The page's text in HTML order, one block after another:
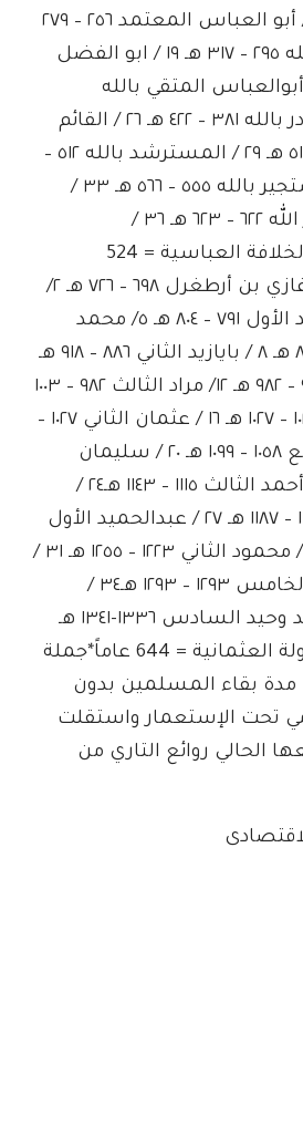
٢٤٨ – ٢٥٢ هـ ١٣ / المعتز بالله ٢٥٢ – ٢٥٥ هـ ١٤ / أبواسحاق المهدي ٢٥٥ – ٢٥٦ هـ ١٥ / أبو العباس المعتمد ٢٥٦ – ٢٧٩
هـ ١٦ / المعتضد بالله ٢٧٩ – ٢٨٩ هـ ١٧ / المكتفي بالله ٢٨٩ – ٢٩٥ هـ ١٨ / المقتدر بالله ٢٩٥ – ٣١٧ هـ ١٩ / ابو الفضل
هـ ٢٠ / أبو منصور القاهر ٣٢٠ – ٣٢٢ هـ ٢١ / الراضي بالله ٣٢٢ – ٣٢٩ هـ ٢٢ / أبوالعباس المتقي بالله
٣٢٩-٣٣٣ هـ٢٣ / المطيع لله ٣٣٤ – ٣٦٣ هـ ٢٤ / الطائع لله ٣٦٣ – ٣٨١ هـ ٢٥ / القادر بالله ٣٨١ – ٤٢٢ هـ ٢٦ / القائم
بأمر الله ٤٢٢ – ٤٦٧ هـ ٢٧/ المقتدي بالله ٤٦٧ – ٤٨٧ هـ ٢٨ / المستظهر بالله ٤٨٧ – ٥١٢ هـ ٢٩ / المسترشد بالله ٥١٢ –
٥٢٩ هـ ٣٠ / الراشد بالله ٥٢٩ – ٥٣٠ هـ ٣١ / المتقي لأمر الله ٥٣٠ – ٥٥٥ هـ ٣٢ / المستجير بالله ٥٥٥ – ٥٦٦ هـ ٣٣ /
المستضيئ بالله ٥٦٦ – ٥٧٥ هـ ٣٤ / الناصر لدين الله ٥٧٥ – ٦٢٢ هـ ٣٥ /الظاهربأمر الله ٦٢٢ – ٦٢٣ هـ ٣٦ /
المستنصر بالله ٦٢٣ – ٦٤٠ هـ ٣٧ / المستعصم بالله ٦٤٠ – ٦٥٦ هـ *إجمالي أعوام الخلافة العباسية = 524
عاماً*رابعاً : الأسرة العثمانية وتأسيس الدولة العثمانية ٣٧ سلطاناً١/ عثمان غازي بن أرطغرل ٦٩٨ – ٧٢٦ هـ ٢/
أورخان غازي بن عثمان ٧٢٦ -٧٦٣ هـ٣/ مراد الأول بن أورخان ٧٦٣ – ٧٩١ هـ ٤/ بايازيد الأول ٧٩١ – ٨٠٤ هـ ٥/ محمد
جلبي الأول ٨١٦ – ٨٢٤ هـ ٦/ مراد الثاني ٨٢٤ – ٨٥٥ هـ ٧/ محمد الثاني الفاتح ٨٥٥ – ٨٨٦ هـ ٨ / بايازيد الثاني ٨٨٦ – ٩١٨ هـ
٩ / سليم الأول ٩١٨ – ٩٢٦ هـ ١٠ / سليمان القانوني ٩٢٦ – ٩٧٤ هـ ١١ / سليم الثاني ٩٧٤ – ٩٨٢ هـ ١٢/ مراد الثالث ٩٨٢ – ١٠٠٣
هـ ١٣ / محمد الثالث ١٠٠٣ – ١٠١٢ هـ١٤ / أحمد الأول ١٠١٢ – ١٠٢٦ هـ ١٥ / مصطفى الأول ١٠٢٦ – ١٠٢٧ هـ ١٦ / عثمان الثاني ١٠٢٧ –
١٠٣١ هـ ١٧ / مراد الرابع ١٠٣٢ – ١٠٤٩ هـ ١٨ / إبراهيم عصبي ١٠٤٩ – ١٠٥٨ هـ ١٩ / محمد الرابع ١٠٥٨ – ١٠٩٩ هـ ٢٠ / سليمان
الثاني ١٠٩٩ – ١١٠٢ هـ ٢١ / أحمد الثاني ١١٠٢ – ١١٠٦ هـ٢٢ / مصطفى الثاني ١١٠٦ – ١١١٥ هـ ٢٣ / أحمد الثالث ١١١٥ – ١١٤٣ هـ٢٤ /
محمود الأول ١١٤٣ – ١١٦٨ هـ ٢٥ / عثمان الثالث ١١٦٨ – ١١٧١ هـ ٢٦ / مصطفى الثالث ١١٧١ – ١١٨٧ هـ ٢٧ / عبدالحميد الأول
١١٨٧ – ١٢٠٣ هـ ٢٨ / سليم الثالث ١٢٠٣ – ١٢٢٢ هـ ٢٩ / مصطفى الرابع ١٢٢٢ – ١٢٢٣ هـ ٣٠ / محمود الثاني ١٢٢٣ – ١٢٥٥ هـ ٣١ /
عبدالمجيد الأول ١٢٥٥ – ١٢٧٧ هـ ٣٢ / عبدالعزيز الشهيد ١٢٧٧ – ١٢٩٣ هـ ٣٣ / مراد الخامس ١٢٩٣ – ١٢٩٣ هـ٣٤ /
عبدالحميد الثاني ١٢٩٣ – ١٣٢٧ هـ ٣٥ / محمد رشاد الثاني ١٣٢٧ – ١٣٣٦ هـ ٣٦ / محمد وحيد السادس ١٣٣٦-١٣٤١ هـ
٣٧ / عبدالحميد الثاني آخر خلفاء الإسلام ” ١٣٤١ – ١٣٤٢ هـ*إجمالي أعوام حكم الدولة العثمانية = 644 عاماً*جملة
الأموي ، والعباسي والعثماني = 1289 عاماًتبلغ مدة بقاء المسلمين بدون
تحت الإستعمار واستقلت
الحالي روائع التاري من